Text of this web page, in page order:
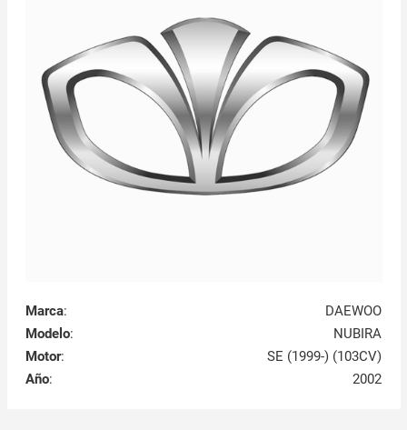
Marca:
DAEWOO
Modelo:
NUBIRA
Motor:
SE (1999-) (103CV)
Año: 2002